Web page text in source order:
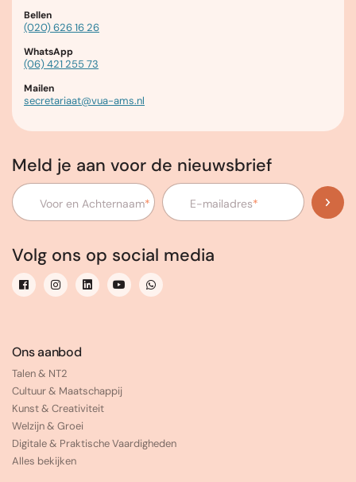
Bellen
(020) 626 16 26
WhatsApp
(06) 421 255 73
Mailen
secretariaat@vua-ams.nl
Meld je aan voor de nieuwsbrief
Voor en Achternaam* E-mailadres*
Volg ons op social media
Ons aanbod
Talen & NT2
Cultuur & Maatschappij
Kunst & Creativiteit
Welzijn & Groei
Digitale & Praktische Vaardigheden
Alles bekijken